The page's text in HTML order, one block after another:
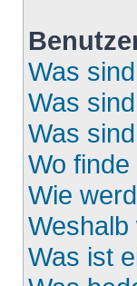
Was
Was
Was
Wo
Wie
Was ist